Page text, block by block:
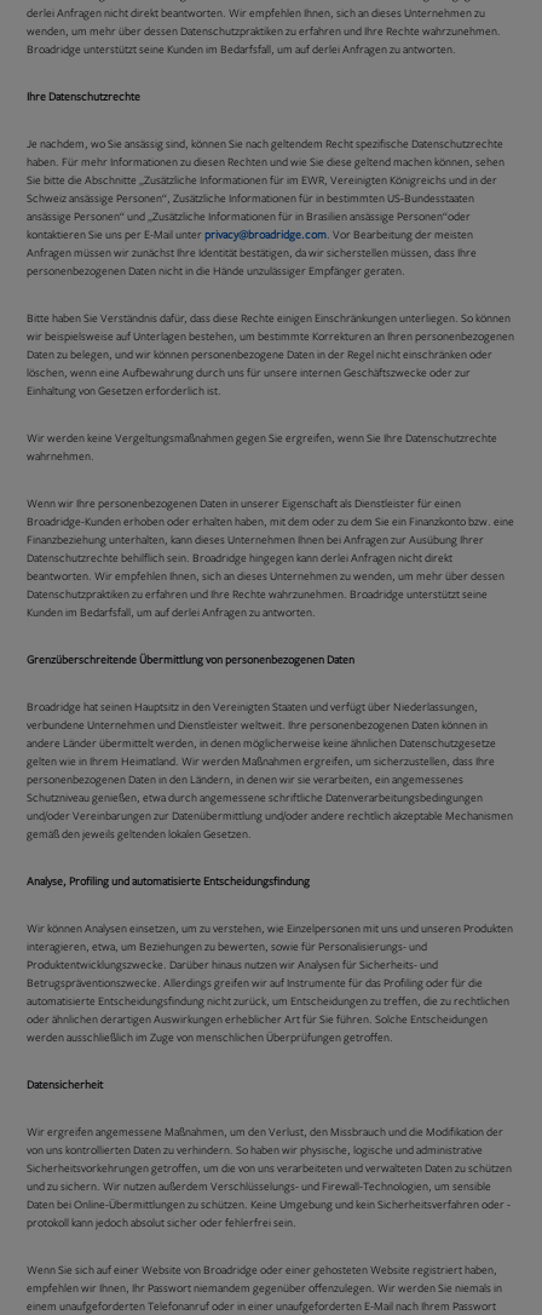
derlei Anfragen nicht direkt beantworten. Wir empfehlen Ihnen, sich an dieses Unternehmen zu
wenden, um mehr über dessen Datenschutzpraktiken zu erfahren und Ihre Rechte wahrzunehmen.
Broadridge unterstützt seine Kunden im Bedarfsfall, um auf derlei Anfragen zu antworten.
Ihre Datenschutzrechte
Je nachdem, wo Sie ansässig sind, können Sie nach geltendem Recht spezifische Datenschutzrechte
haben. Für mehr Informationen zu diesen Rechten und wie Sie diese geltend machen können, sehen
Sie bitte die Abschnitte „Zusätzliche Informationen für im EWR, Vereinigten Königreichs und in der
Schweiz ansässige Personen“, Zusätzliche Informationen für in bestimmten US-Bundesstaaten
ansässige Personen“ und „Zusätzliche Informationen für in Brasilien ansässige Personen“oder
kontaktieren Sie uns per E-Mail unterprivacy@broadridge.com. Vor Bearbeitung der meisten
Anfragen müssen wir zunächst Ihre Identität bestätigen, da wir sicherstellen müssen, dass Ihre
personenbezogenen Daten nicht in die Hände unzulässiger Empfänger geraten.
Bitte haben Sie Verständnis dafür, dass diese Rechte einigen Einschränkungen unterliegen. So können
wir beispielsweise auf Unterlagen bestehen, um bestimmte Korrekturen an Ihren personenbezogenen
Daten zu belegen, und wir können personenbezogene Daten in der Regel nicht einschränken oder
löschen, wenn eine Aufbewahrung durch uns für unsere internen Geschäftszwecke oder zur
Einhaltung von Gesetzen erforderlich ist.
Wir werden keine Vergeltungsmaßnahmen gegen Sie ergreifen, wenn Sie Ihre Datenschutzrechte
wahrnehmen.
Wenn wir Ihre personenbezogenen Daten in unserer Eigenschaft als Dienstleister für einen
Broadridge-Kunden erhoben oder erhalten haben, mit dem oder zu dem Sie ein Finanzkonto bzw. eine
Finanzbeziehung unterhalten, kann dieses Unternehmen Ihnen bei Anfragen zur Ausübung Ihrer
Datenschutzrechte behilflich sein. Broadridge hingegen kann derlei Anfragen nicht direkt
beantworten. Wir empfehlen Ihnen, sich an dieses Unternehmen zu wenden, um mehr über dessen
Datenschutzpraktiken zu erfahren und Ihre Rechte wahrzunehmen. Broadridge unterstützt seine
Kunden im Bedarfsfall, um auf derlei Anfragen zu antworten.
Grenzüberschreitende Übermittlung von personenbezogenen Daten
Broadridge hat seinen Hauptsitz in den Vereinigten Staaten und verfügt über Niederlassungen,
verbundene Unternehmen und Dienstleister weltweit. Ihre personenbezogenen Daten können in
andere Länder übermittelt werden, in denen möglicherweise keine ähnlichen Datenschutzgesetze
gelten wie in Ihrem Heimatland. Wir werden Maßnahmen ergreifen, um sicherzustellen, dass Ihre
personenbezogenen Daten in den Ländern, in denen wir sie verarbeiten, ein angemessenes
Schutzniveau genießen, etwa durch angemessene schriftliche Datenverarbeitungsbedingungen
und/oder Vereinbarungen zur Datenübermittlung und/oder andere rechtlich akzeptable Mechanismen
gemäß den jeweils geltenden lokalen Gesetzen.
Analyse, Profiling und automatisierte Entscheidungsfindung
Wir können Analysen einsetzen, um zu verstehen, wie Einzelpersonen mit uns und unseren Produkten
interagieren, etwa, um Beziehungen zu bewerten, sowie für Personalisierungs- und
Produktentwicklungszwecke. Darüber hinaus nutzen wir Analysen für Sicherheits- und
Betrugspräventionszwecke. Allerdings greifen wir auf Instrumente für das Profiling oder für die
automatisierte Entscheidungsfindung nicht zurück, um Entscheidungen zu treffen, die zu rechtlichen
oder ähnlichen derartigen Auswirkungen erheblicher Art für Sie führen. Solche Entscheidungen
werden ausschließlich im Zuge von menschlichen Überprüfungen getroffen.
Datensicherheit
Wir ergreifen angemessene Maßnahmen, um den Verlust, den Missbrauch und die Modifikation der
von uns kontrollierten Daten zu verhindern. So haben wir physische, logische und administrative
Sicherheitsvorkehrungen getroffen, um die von uns verarbeiteten und verwalteten Daten zu schützen
und zu sichern. Wir nutzen außerdem Verschlüsselungs- und Firewall-Technologien, um sensible
Daten bei Online-Übermittlungen zu schützen. Keine Umgebung und kein Sicherheitsverfahren oder -
protokoll kann jedoch absolut sicher oder fehlerfrei sein.
Wenn Sie sich auf einer Website von Broadridge oder einer gehosteten Website registriert haben,
empfehlen wir Ihnen, Ihr Passwort niemandem gegenüber offenzulegen. Wir werden Sie niemals in
einem unaufgeforderten Telefonanruf oder in einer unaufgeforderten E-Mail nach Ihrem Passwort